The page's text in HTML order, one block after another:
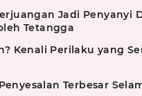
Jadi Penyanyi
Tetangga
Kenali Perilaku yang
Terbesar